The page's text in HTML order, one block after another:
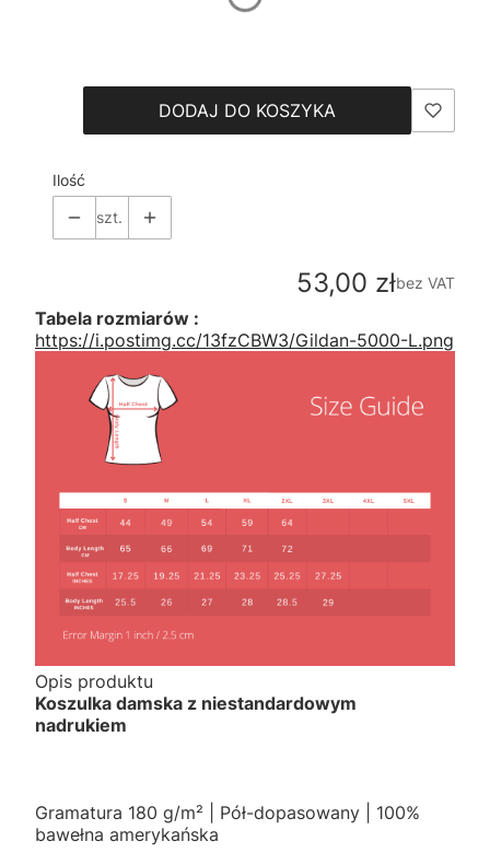
DODAJ DO KOSZYKA
Ilość
szt.
Cena
53,00 złbez VAT
Tabela rozmiarów :
https://i.postimg.cc/13fzCBW3/Gildan-5000-L.png
Opis produktu
Koszulka damska z niestandardowym
nadrukiem
Gramatura 180 g/m² | Pół-dopasowany | 100%
bawełna amerykańska